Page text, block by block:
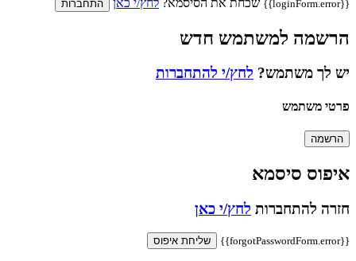
{{loginForm.error}} התחברות
הרשמה למשתמש חדש
יש לך משתמש? לחץ/י להתחברות
פרטי משתמש
הרשמה
איפוס סיסמא
חזרה להתחברות לחץ/י כאן
{{forgotPasswordForm.error}} שליחת איפוס